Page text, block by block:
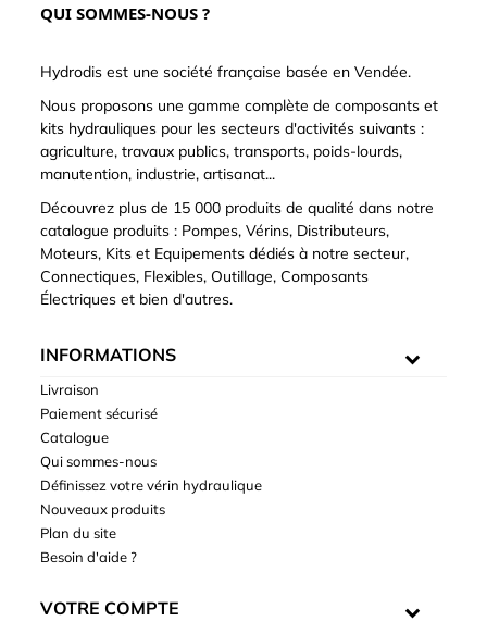
QUI SOMMES-NOUS ?
Hydrodis est une société française basée en Vendée.
Nous proposons une gamme complète de composants et
kits hydrauliques pour les secteurs d'activités suivants :
agriculture, travaux publics, transports, poids-lourds,
manutention, industrie, artisanat...
Découvrez plus de 15 000 produits de qualité dans notre
catalogue produits : Pompes, Vérins, Distributeurs,
Moteurs, Kits et Equipements dédiés à notre secteur,
Connectiques, Flexibles, Outillage, Composants
Électriques et bien d'autres.
INFORMATIONS
Livraison
Paiement sécurisé
Catalogue
Qui sommes-nous
Définissez votre vérin hydraulique
Nouveaux produits
Plan du site
Besoin d'aide ?
VOTRE COMPTE